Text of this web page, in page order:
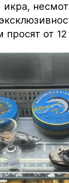
икра,
от